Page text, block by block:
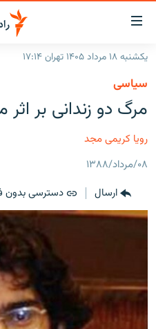
لینک‌های
قابلیت
دسترسی
بازگشت
منوی
اصلی
جستجو
ایران
جهان
رادیو
انتخاب کنید و بشنوید
برنامه‌های رادیویی
فرکانس‌ها
پادکست
چندرسانه‌ای
گزارش‌های تصویری
زنان فردا
به ما بپیوندید
یکشنبه ۱۸ مرداد ۱۴۰۵ تهران ۱۷:۱۴
سیاسی
مرگ دو زندانی بر اثر
رویا کریمی مجد
۰۸/مرداد/۱۳۸۸
ارسال
دسترسی بدون